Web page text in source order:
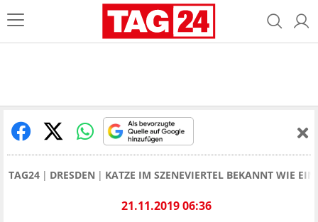
TAG24 DRESDEN KATZE IM SZENEVIERTEL BEKANNT WIE
21.11.2019 06:36